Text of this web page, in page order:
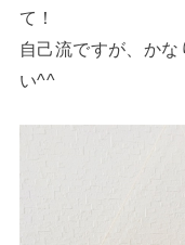
て！
自己流ですが、か
い^^